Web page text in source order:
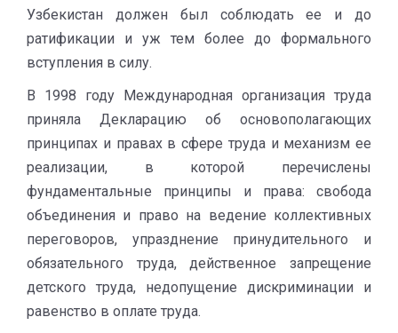
Узбекистан должен был соблюдать ее и до
ратификации и уж тем более до формального
вступления в силу.
В 1998 году Международная организация труда
приняла Декларацию об основополагающих
принципах и правах в сфере труда и механизм ее
реализации, в которой перечислены
фундаментальные принципы и права: свобода
объединения и право на ведение коллективных
переговоров, упразднение принудительного и
обязательного труда, действенное запрещение
детского труда, недопущение дискриминации и
равенство в оплате труда.